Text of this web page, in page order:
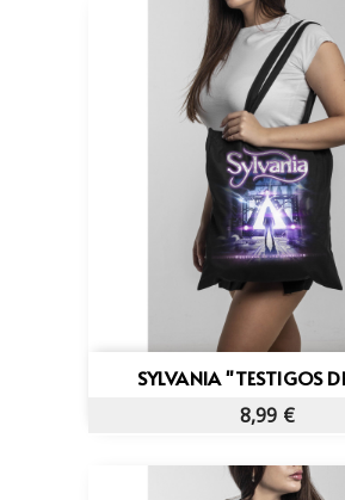
SYLVANIA "TESTIGOS
8,99 €